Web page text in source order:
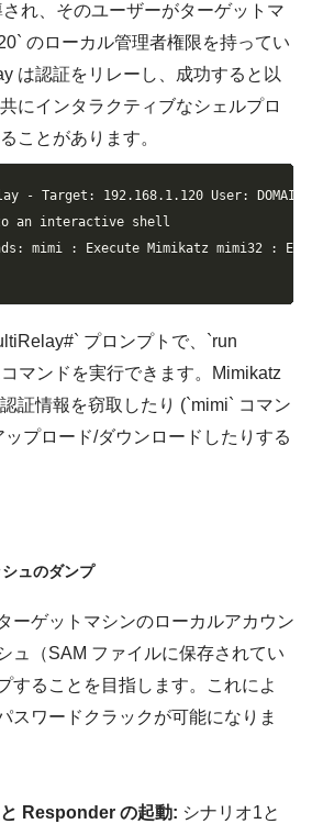
れ、そのユーザーがターゲットマ
のローカル管理者権限を持ってい
は認証をリレーし、成功すると以
にインタラクティブなシェルプロ
ことがあります。
- Target: 192.168.1.120 User:
an interactive shell
mimi : Execute Mimikatz mimi32 :
プロンプトで、`run
マンドを実行できます。Mimikatz
証情報を窃取したり (`mimi` コマン
ップロード/ダウンロードしたりする
ュのダンプ
ーゲットマシンのローカルアカウン
ュ（SAM ファイルに保存されてい
することを目指します。これによ
スワードクラックが可能になりま
Responder の起動: シナリオ1と